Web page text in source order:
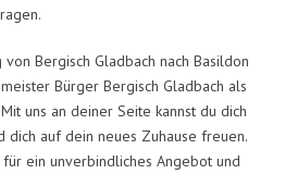
Bergisch Gladbach nach Basildon
Bürger Bergisch Gladbach als
uns an deiner Seite kannst du dich
dich auf dein neues Zuhause freuen.
ein unverbindliches Angebot und